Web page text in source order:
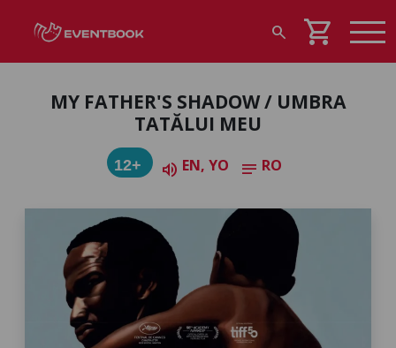
search shopping_cart
MY FATHER'S SHADOW / UMBRA
TATĂLUI MEU
12+ volume_up EN, YO notes RO